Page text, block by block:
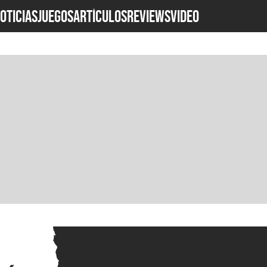
JUEGOSARTÍCULOSREVIEWSVideo